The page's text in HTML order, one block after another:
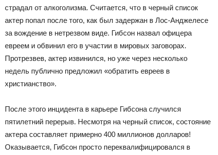
страдал от алкоголизма. Считается, что в черный список
актер попал после того, как был задержан в Лос-Анджелесе
за вождение в нетрезвом виде. Гибсон назвал офицера
евреем и обвинил его в участии в мировых заговорах.
Протрезвев, актер извинился, но уже через несколько
недель публично предложил «обратить евреев в
христианство».
После этого инцидента в карьере Гибсона случился
пятилетний перерыв. Несмотря на черный список, состояние
актера составляет примерно 400 миллионов долларов!
Оказывается, Гибсон просто переквалифицировался в